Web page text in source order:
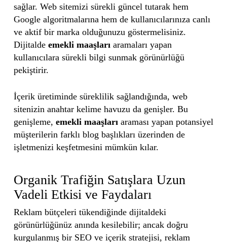
sağlar. Web sitemizi sürekli güncel tutarak hem
Google algoritmalarına hem de kullanıcılarınıza canlı
ve aktif bir marka olduğunuzu göstermelisiniz.
Dijitalde emekli maaşlarıaramaları yapan
kullanıcılara sürekli bilgi sunmak görünürlüğü
pekiştirir.
İçerik üretiminde süreklilik sağlandığında, web
sitenizin anahtar kelime havuzu da genişler. Bu
genişleme, emekli maaşlarıaraması yapan potansiyel
müşterilerin farklı blog başlıkları üzerinden de
işletmenizi keşfetmesini mümkün kılar.
Organik Trafiğin Satışlara Uzun
Vadeli Etkisi ve Faydaları
Reklam bütçeleri tükendiğinde dijitaldeki
görünürlüğünüz anında kesilebilir; ancak doğru
kurgulanmış bir SEO ve içerik stratejisi, reklam